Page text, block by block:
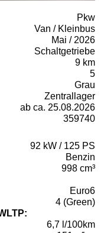
Pkw
Van / Kleinbus
Mai / 2026
Schaltgetriebe
9 km
5
Grau
Zentrallager
ab ca. 25.08.2026
359740
92 kW / 125 PS
Benzin
998 cm³
Euro6
4 (Green)
6,7 l/100km